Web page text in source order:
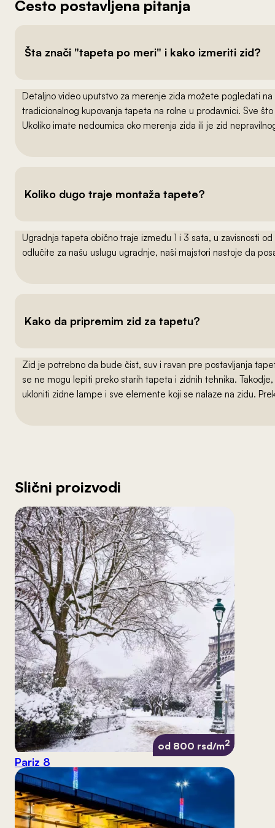
Često postavljena pitanja
Šta znači "tapeta po meri" i kako izmeriti zid?
Detaljno video uputstvo za merenje zida možete pogledati na
tradicionalnog kupovanja tapeta na rolne u prodavnici. Sve
Ukoliko imate nedoumica oko merenja zida ili je zid
Koliko dugo traje montaža tapete?
Ugradnja tapeta obično traje između 1 i 3 sata, u zavisnosti
odlučite za našu uslugu ugradnje, naši majstori nastoje da
Kako da pripremim zid za tapetu?
Zid je potrebno da bude čist, suv i ravan pre postavljanja
se ne mogu lepiti preko starih tapeta i zidnih tehnika.
ukloniti zidne lampe i sve elemente koji se nalaze na zidu.
Slični proizvodi
od 800 rsd/m2
Pariz 8